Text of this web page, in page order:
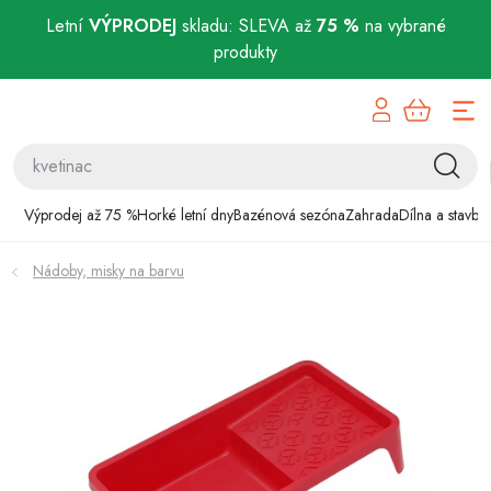
Letní VÝPRODEJskladu: SLEVA až 75 % na vybrané
produkty
Výprodej až 75 %Horké letní dnyBazénová sezónaZahradaDílna a stavba
Bazénová sezóna
Zahrada
Chovatelské potřeby
Nádoby, misky na barvu